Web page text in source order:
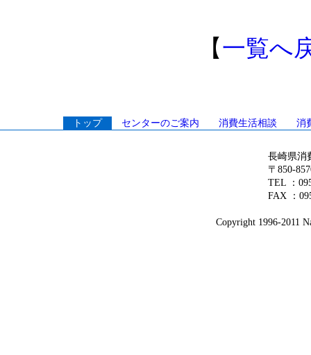
【一覧へ
トップ センターのご案内 消費生活相談 消
長崎県消
〒850-
TEL ：
FAX ：
Copyright 1996-2011